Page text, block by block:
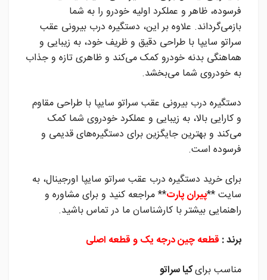
فرسوده، ظاهر و عملکرد اولیه خودرو را به شما
بازمی‌گرداند. علاوه بر این، دستگیره درب بیرونی عقب
سراتو سایپا با طراحی دقیق و ظریف خود، به زیبایی و
هماهنگی بدنه خودرو کمک می‌کند و ظاهری تازه و جذاب
به خودروی شما می‌بخشد.
دستگیره درب بیرونی عقب سراتو سایپا با طراحی مقاوم
و کارایی بالا، به زیبایی و عملکرد خودروی شما کمک
می‌کند و بهترین جایگزین برای دستگیره‌های قدیمی و
فرسوده است.
برای خرید دستگیره درب عقب سراتو سایپا اورجینال، به
سایت **پیران پارت** مراجعه کنید و برای مشاوره و
راهنمایی بیشتر با کارشناسان ما در تماس باشید.
برند : قطعه چین درجه یک و قطعه اصلی
مناسب برایکیا سراتو